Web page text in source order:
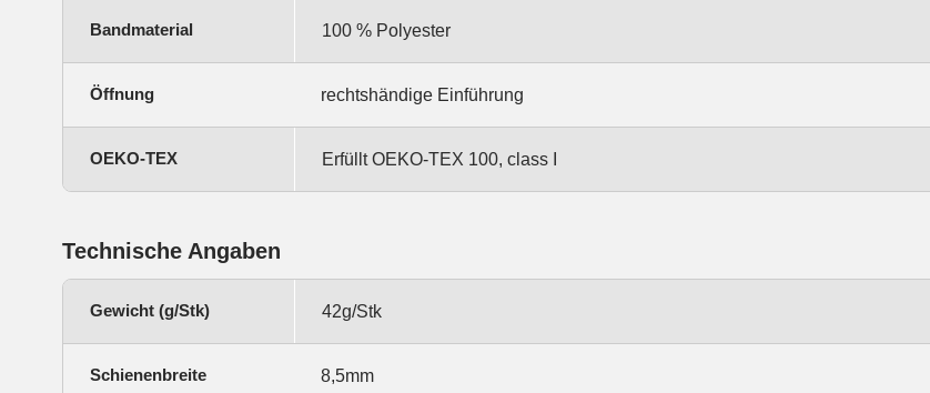
Bandmaterial 100 % Polyester
Öffnung rechtshändige Einführung
OEKO-TEX Erfüllt OEKO-TEX 100, class I
Technische Angaben
Gewicht (g/Stk) 42g/Stk
Schienenbreite 8,5mm